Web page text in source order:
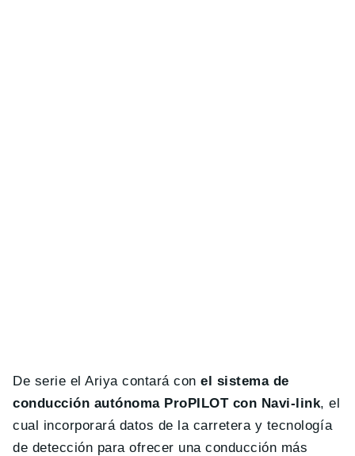
De serie el Ariya contará conel sistema de
conducción autónoma ProPILOT con Navi-link, el
cual incorporará datos de la carretera y tecnología
de detección para ofrecer una conducción más